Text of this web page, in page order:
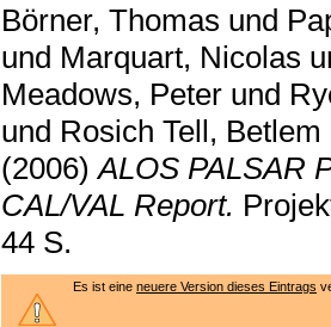
Börner, Thomas und
und Marquart, Nicolas
Meadows, Peter und
und Rosich Tell, Betlem
(2006)ALOS PALSAR
CAL/VAL Report.
44 S.
Es ist eine neuere Version dieses Eintrags